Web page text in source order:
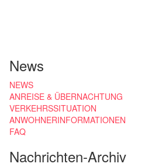
News
NEWS
ANREISE & ÜBERNACHTUNG
VERKEHRSSITUATION
ANWOHNERINFORMATIONEN
FAQ
Nachrichten-Archiv